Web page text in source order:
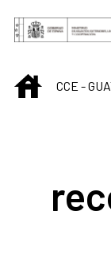
Saltar al
INICIO
CCE -